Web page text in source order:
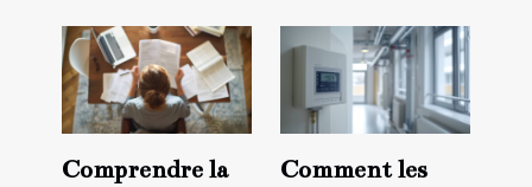
Comprendre la
Comment les